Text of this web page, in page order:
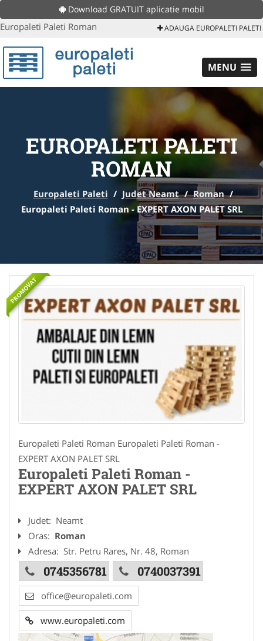
Download GRATUIT aplicatie mobil
Europaleti Paleti Roman ADAUGA EUROPALETI PALETI
MENU
EUROPALETI PALETI
ROMAN
Europaleti Paleti / Judet Neamt / Roman /
Europaleti Paleti Roman - EXPERT AXON PALET SRL
PROMOVAT
Europaleti Paleti Roman Europaleti Paleti Roman -
EXPERT AXON PALET SRL
Europaleti Paleti Roman -
EXPERT AXON PALET SRL
Judet: Neamt
Oras: Roman
Adresa: Str. Petru Rares, Nr. 48, Roman
0745356781 0740037391
office@europaleti.com
www.europaleti.com